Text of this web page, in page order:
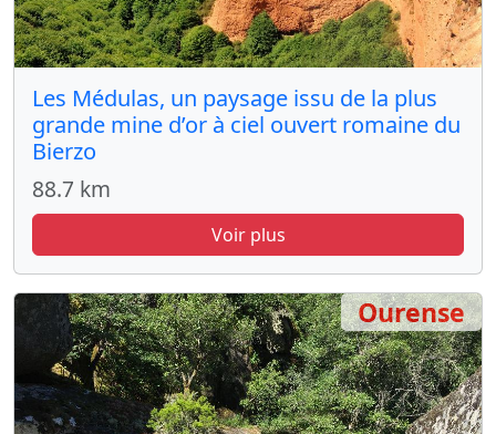
Les Médulas, un paysage issu de la plus
grande mine d’or à ciel ouvert romaine du
Bierzo
88.7 km
Voir plus
Ourense